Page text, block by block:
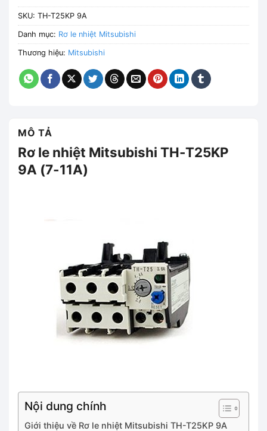
SKU: TH-T25KP 9A
Danh mục: Rơ le nhiệt Mitsubishi
Thương hiệu: Mitsubishi
MÔ TẢ
Rơ le nhiệt Mitsubishi TH-T25KP
9A (7-11A)
Nội dung chính
Giới thiệu về Rơ le nhiệt Mitsubishi TH-T25KP 9A